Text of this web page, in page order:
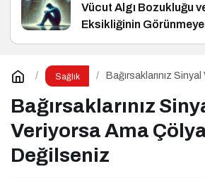
Vücut Algı Bozukluğu
Eksikliğinin
Sağlık
Bağırsaklarınız
Bağırsaklarınız
Veriyorsa Ama
Değilseniz